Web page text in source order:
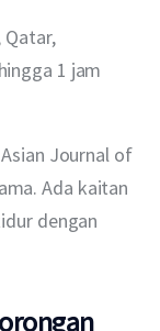
Qatar,
1 jam
Journal of
Ada kaitan
dengan